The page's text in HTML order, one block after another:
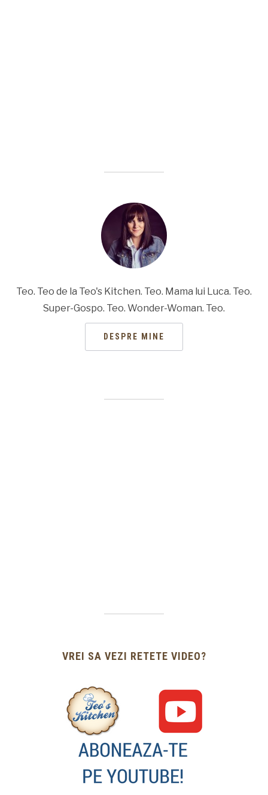
Teo. Teo de la Teo's Kitchen. Teo. Mama lui Luca. Teo.
Super-Gospo. Teo. Wonder-Woman. Teo.
DESPRE MINE
VREI SA VEZI RETETE VIDEO?